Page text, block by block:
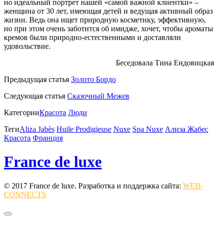
но идеальный портрет нашей «самой важной клиентки» –
женщина от 30 лет, имеющая детей и ведущая активный образ
жизни. Ведь она ищет природную косметику, эффективную,
но при этом очень заботится об имидже, хочет, чтобы ароматы
кремов были природно-естественными и доставляли
удовольствие.
Беседовала Тина Ендовицкая
Предыдущая статья Золото Бордо
Следующая статья Сказочный Межев
КатегорииКрасота Люди
ТегиAliza Jabès Huile Prodigieuse Nuxe Spa Nuxe Ализа Жабес
Красота Франция
France de luxe
© 2017 France de luxe. Разработка и поддержка сайта: WEB-
CONNECTS